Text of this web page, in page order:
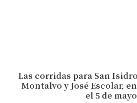
Las corridas para San
Montalvo y José Escolar,
el 5 de mayo